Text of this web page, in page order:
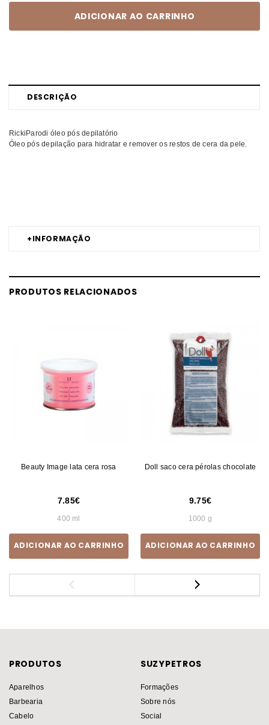
DESCRIÇÃO
+INFORMAÇÃO
RickiParodi óleo pós depilatório
Óleo pós depilação para hidratar e remover os restos de cera da pele.
PRODUTOS RELACIONADOS
Beauty Image lata cera rosa
7.85
400 ml
ADICIONAR AO CARRINHO
Doll saco cera pérolas chocolate
9.75
1000 g
ADICIONAR AO CARRINHO
PRODUTOS
Aparelhos
Barbearia
Cabelo
SUZYPETROS
Formações
Sobre nós
Social